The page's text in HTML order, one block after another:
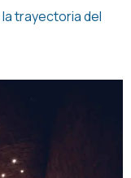
trayectoria del